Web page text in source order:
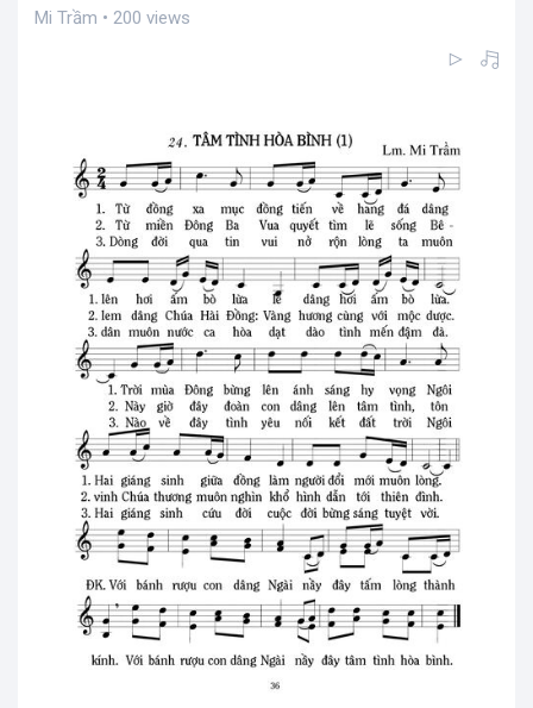
Mi Trầm • 200 views